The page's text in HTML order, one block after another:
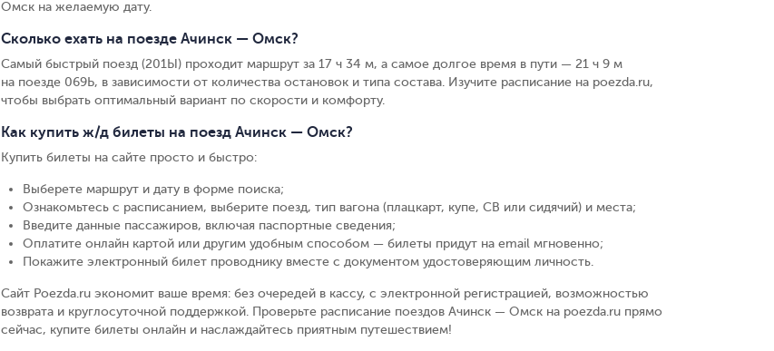
Омск на желаемую дату.
Сколько ехать на поезде Ачинск — Омск?
Самый быстрый поезд (201Ы) проходит маршрут за 17 ч 34 м, а самое долгое время в пути — 21 ч 9 м
на поезде 069Ь, в зависимости от количества остановок и типа состава. Изучите расписание на poezda.ru,
чтобы выбрать оптимальный вариант по скорости и комфорту.
Как купить ж/д билеты на поезд Ачинск — Омск?
Купить билеты на сайте просто и быстро:
Выберете маршрут и дату в форме поиска;
Ознакомьтесь с расписанием, выберите поезд, тип вагона (плацкарт, купе, СВ или сидячий) и места;
Введите данные пассажиров, включая паспортные сведения;
Оплатите онлайн картой или другим удобным способом — билеты придут на email мгновенно;
Покажите электронный билет проводнику вместе с документом удостоверяющим личность.
Сайт Poezda.ru экономит ваше время: без очередей в кассу, с электронной регистрацией, возможностью
возврата и круглосуточной поддержкой. Проверьте расписание поездов Ачинск — Омск на poezda.ru прямо
сейчас, купите билеты онлайн и наслаждайтесь приятным путешествием!